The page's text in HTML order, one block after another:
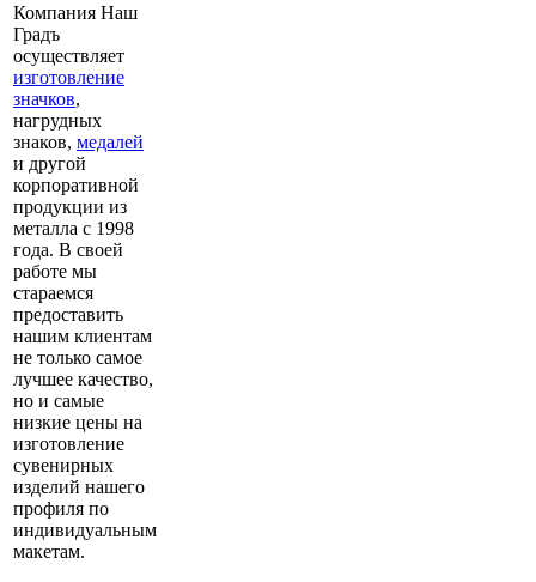
Компания Наш
Градъ
осуществляет
изготовление
значков,
нагрудных
знаков, медалей
и другой
корпоративной
продукции из
металла с 1998
года. В своей
работе мы
стараемся
предоставить
нашим клиентам
не только самое
лучшее качество,
но и самые
низкие цены на
изготовление
сувенирных
изделий нашего
профиля по
индивидуальным
макетам.